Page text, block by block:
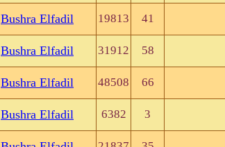
41
19813
Bushra Elfadil
58
31912
Bushra Elfadil
66
48508
Bushra Elfadil
3
6382
Bushra Elfadil